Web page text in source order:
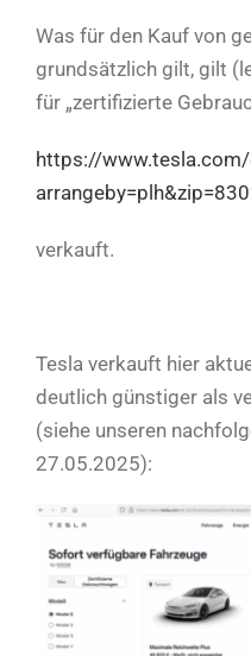
Was für den Kauf von
grundsätzlich gilt, gilt
für „zertifizierte
https://
verkauft.
Tesla verkauft hier
deutlich günstiger als
(siehe unseren
27.05.2025):